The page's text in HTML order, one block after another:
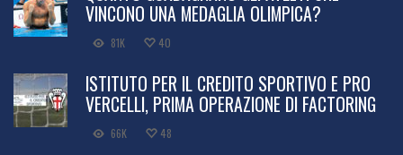
VINCONO UNA MEDAGLIA OLIMPICA?
81K 40
ISTITUTO PER IL CREDITO SPORTIVO E PRO
VERCELLI, PRIMA OPERAZIONE DI FACTORING
66K 48